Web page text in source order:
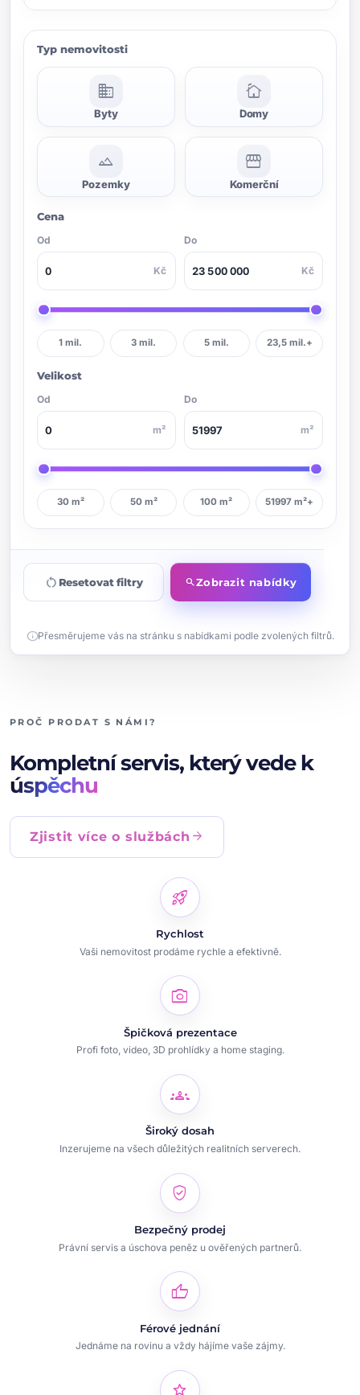
Typ nemovitosti
domain
Byty
cottage
Domy
landscape
Pozemky
storefront
Komerční
Cena
Od
Kč
Do
Kč
1 mil. 3 mil. 5 mil. 23,5 mil.+
Velikost
Od
m²
Do
m²
30 m² 50 m² 100 m² 51997 m²+
restart_alt Resetovat filtry searchZobrazit nabídky
infoPřesměrujeme vás na stránku s nabídkami podle zvolených filtrů.
PROČ PRODAT S NÁMI?
Kompletní servis, který vede k
úspěchu
Zjistit více o službách arrow_forward
rocket_launch
Rychlost
Vaši nemovitost prodáme rychle a efektivně.
photo_camera
Špičková prezentace
Profi foto, video, 3D prohlídky a home staging.
groups
Široký dosah
Inzerujeme na všech důležitých realitních serverech.
verified_user
Bezpečný prodej
Právní servis a úschova peněz u ověřených partnerů.
thumb_up
Férové jednání
Jednáme na rovinu a vždy hájíme vaše zájmy.